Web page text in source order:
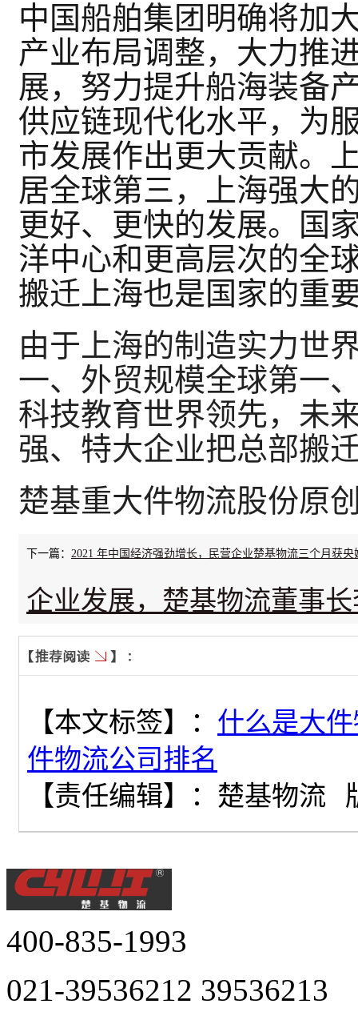
中国船舶集团 明确将加
产业布局调整，大力推
展，努力提升船海装备
供应链现代化水平，为
市发展作出更大贡献。
居全球第三，上海强大
更好、更快的发展。国
洋中心和更高层次的全
搬迁上海也是国家的重
由于上海的制造实力世
一、外贸规模全球第一
科技教育世界领先，未
强、特大企业把总部搬
楚基重大件物流股份原
下一篇： 2021 年中国经济强劲增长，民营企业楚基物流三个月获央
次赞扬
企业发展，楚基物流董事
【本文标签】： 什么是大
件物流公司排名
【责任编辑】： 楚基物流
400-835-1993
021-39536212 39536213